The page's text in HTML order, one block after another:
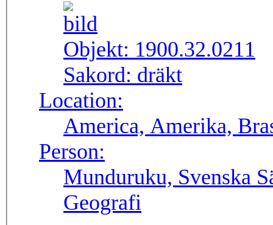
Objekt: 1900.32.0211
Sakord: dräkt
Location:
America, Amerika,
Person:
Munduruku, Svenska
Geografi